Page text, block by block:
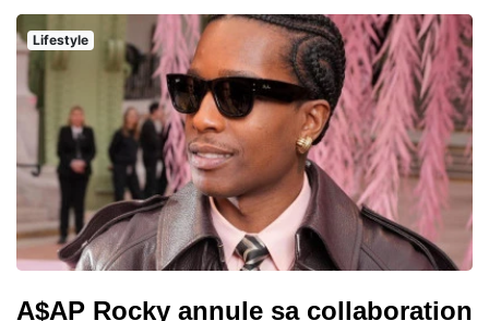
Lifestyle
A$AP Rocky annule sa collaboration